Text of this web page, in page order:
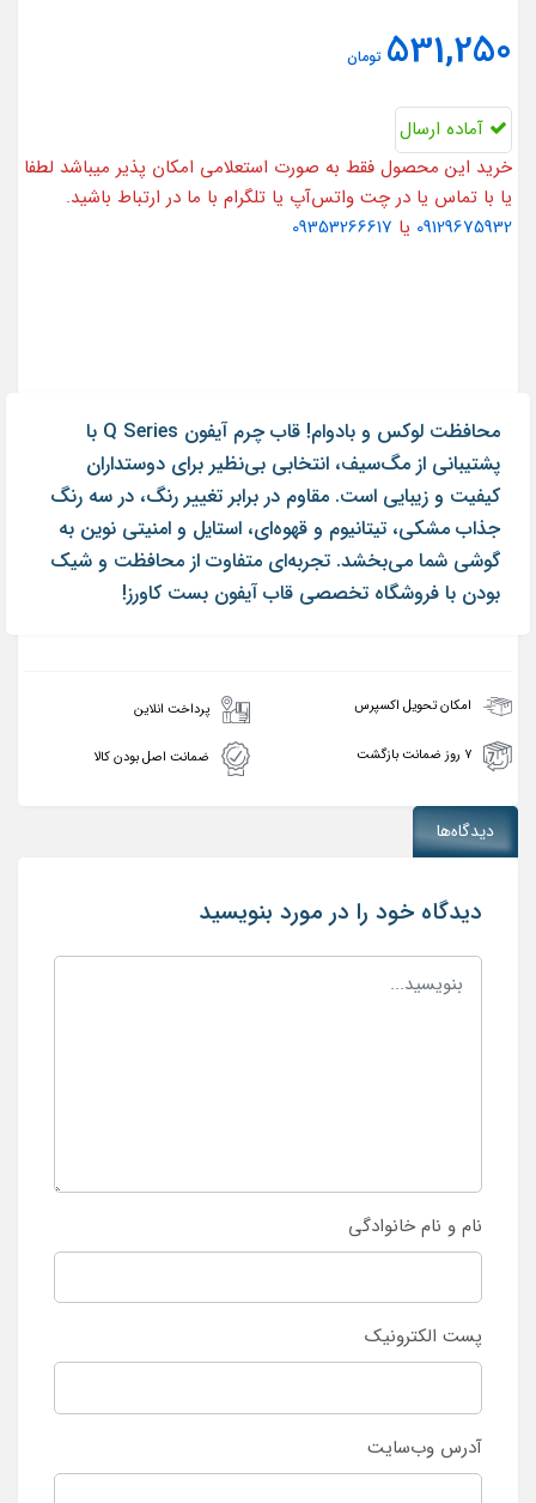
531,250 تومان
آماده ارسال
خرید این محصول فقط به صورت استعلامی امکان پذیر میباشد لطفا
یا با تماس یا در چت واتس‌آپ یا تلگرام با ما در ارتباط باشید.
09129675932 یا 09353266617
محافظت لوکس و بادوام! قاب چرم آیفون Q Series با
پشتیبانی از مگ‌سیف، انتخابی بی‌نظیر برای دوستداران
کیفیت و زیبایی است. مقاوم در برابر تغییر رنگ، در سه رنگ
جذاب مشکی، تیتانیوم و قهوه‌ای، استایل و امنیتی نوین به
گوشی شما می‌بخشد. تجربه‌ای متفاوت از محافظت و شیک‌
بودن با فروشگاه تخصصی قاب آیفون بست کاورز!
امکان تحویل اکسپرس پرداخت انلاین
۷ روز ضمانت بازگشت ضمانت اصل بودن کالا
دیدگاه‌ها
دیدگاه خود را در مورد بنویسید
نام و نام خانوادگی
پست الکترونیک
آدرس وب‌سایت